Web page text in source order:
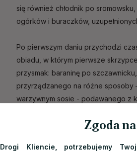
się również chłodnik po
ogórków i buraczków,
Po pierwszym daniu przychodzi
obiadu, w którym pierwsze
przysmak: baraninę po
przyrządzanego na różne sposoby
warzywnym sosie - podawanego z
Restauracja
Nie będziemy przesadnie skromni:
Zgoda
Drogi Kliencie, potrzebujemy